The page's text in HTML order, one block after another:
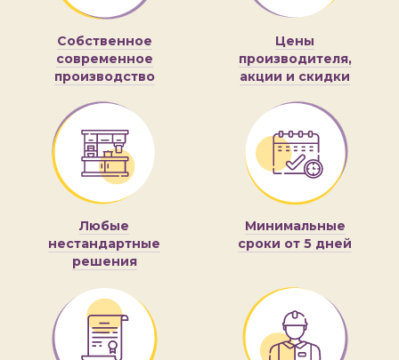
Собственное
современное
производство
Цены
производителя,
акции и скидки
Любые
нестандартные
решения
Минимальные
сроки от 5 дней